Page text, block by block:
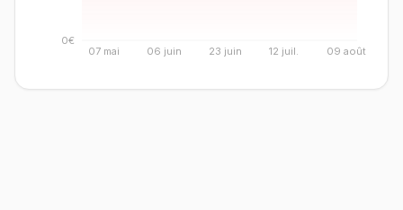
07 mai 06 juin 23 juin 12 juil. 09 août
0€